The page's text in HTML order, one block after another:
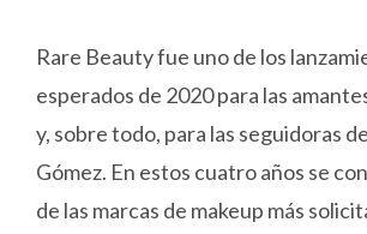
Rare Beauty fue uno de los
esperados de 2020 para las
y, sobre todo, para las seguidoras
Gómez. En estos cuatro años se
de las marcas de makeup más